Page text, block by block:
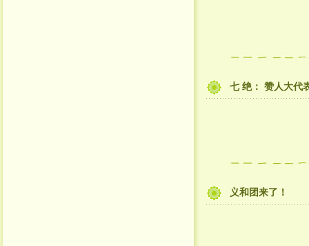
七 绝： 赞人大代
义和团来了！